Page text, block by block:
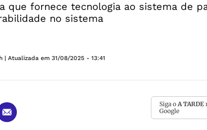
que fornece tecnologia ao sistema de
no sistema
| Atualizada em 31/08/2025 - 13:41
Siga o A TARDE
Google